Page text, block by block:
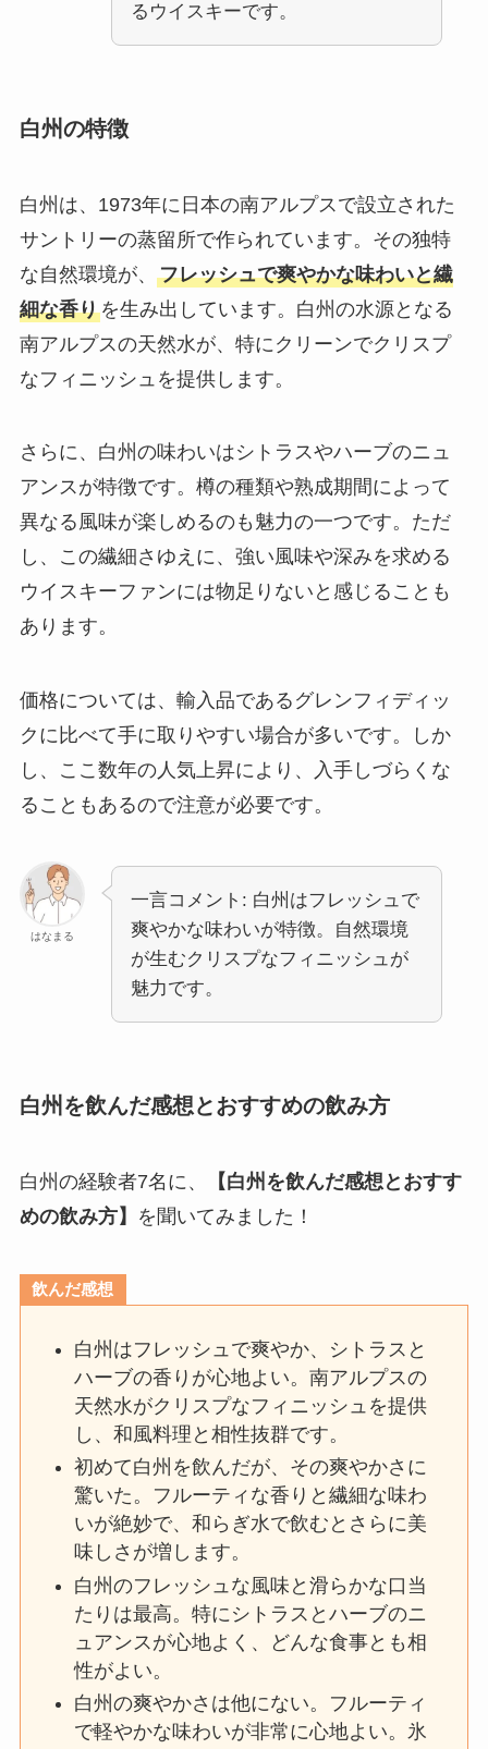
るウイスキーです。
白州の特徴
白州は、1973年に日本の南アルプスで設立された
サントリーの蒸留所で作られています。その独特
な自然環境が、 フレッシュで爽やかな味わいと繊
細な香りを生み出しています。白州の水源となる
南アルプスの天然水が、特にクリーンでクリスプ
なフィニッシュを提供します。
さらに、白州の味わいはシトラスやハーブのニュ
アンスが特徴です。樽の種類や熟成期間によって
異なる風味が楽しめるのも魅力の一つです。ただ
し、この繊細さゆえに、強い風味や深みを求める
ウイスキーファンには物足りないと感じることも
あります。
価格については、輸入品であるグレンフィディッ
クに比べて手に取りやすい場合が多いです。しか
し、ここ数年の人気上昇により、入手しづらくな
ることもあるので注意が必要です。
はなまる
一言コメント: 白州はフレッシュで
爽やかな味わいが特徴。自然環境
が生むクリスプなフィニッシュが
魅力です。
白州を飲んだ感想とおすすめの飲み方
白州の経験者7名に、
【白州を飲んだ感想とおすす
めの飲み方】
を聞いてみました！
飲んだ感想
白州はフレッシュで爽やか、シトラスと
ハーブの香りが心地よい。南アルプスの
天然水がクリスプなフィニッシュを提供
し、和風料理と相性抜群です。
初めて白州を飲んだが、その爽やかさに
驚いた。フルーティな香りと繊細な味わ
いが絶妙で、和らぎ水で飲むとさらに美
味しさが増します。
白州のフレッシュな風味と滑らかな口当
たりは最高。特にシトラスとハーブのニ
ュアンスが心地よく、どんな食事とも相
性がよい。
白州の爽やかさは他にない。フルーティ
で軽やかな味わいが非常に心地よい。氷